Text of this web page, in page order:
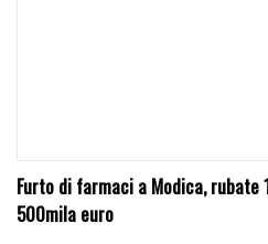
Furto di farmaci a Modica,
500mila euro